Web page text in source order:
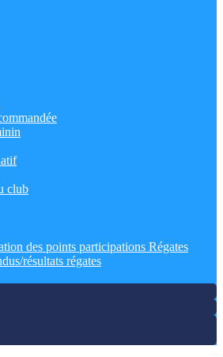
club
des points participations Régates
résultats régates